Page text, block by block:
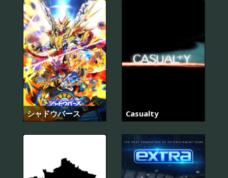
シャドウバース Casualty